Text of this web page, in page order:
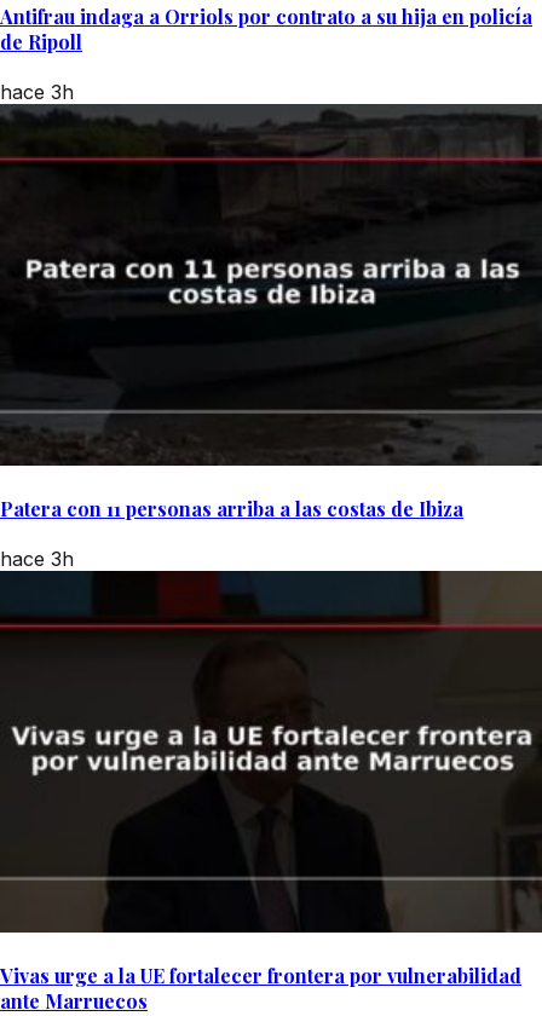
Antifrau indaga a Orriols por contrato a su hija en policía
de Ripoll
hace 3h
Patera con 11 personas arriba a las costas de Ibiza
hace 3h
Vivas urge a la UE fortalecer frontera por vulnerabilidad
ante Marruecos